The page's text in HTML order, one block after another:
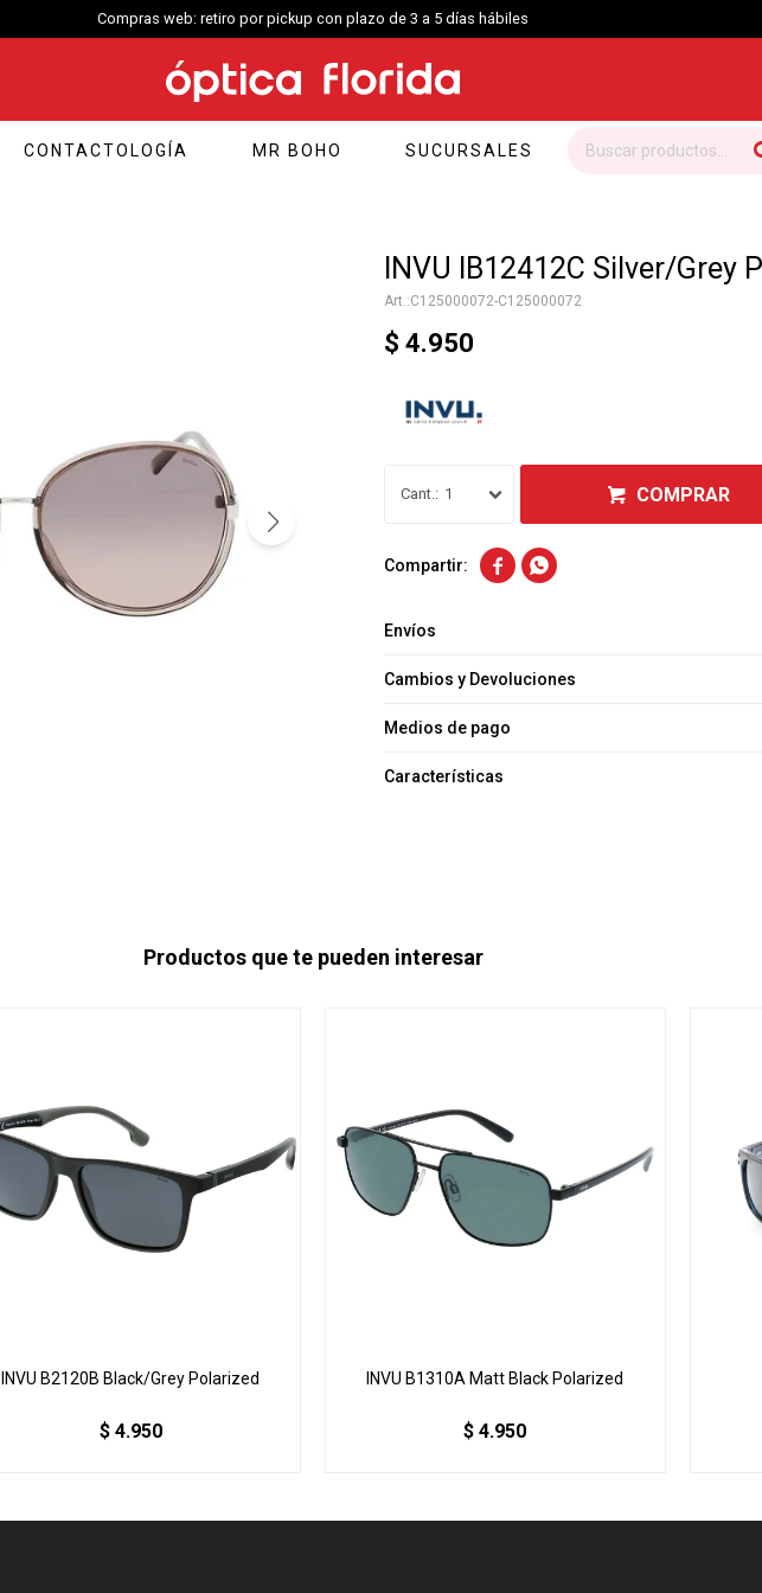
Compras web envío a Montevideo: Por Distrilogic de 3 a 5 días hábiles.
CONTACTOLOGÍA MR BOHO SUCURSALES
INVU IB12412C Silver/Grey
C125000072-C125000072
$ 4.950
1 COMPRAR
 
Envíos
Cambios y Devoluciones
Medios de pago
Características
Productos que te pueden interesar
INVU B2120B Black/Grey Polarized
$ 4.950
INVU B1310A Matt Black Polarized
$ 4.950